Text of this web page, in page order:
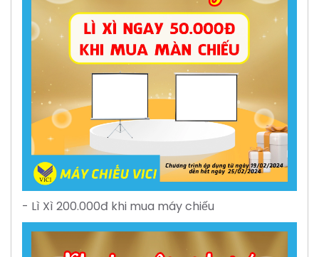
- Lì Xì 200.000đ khi mua máy chiếu